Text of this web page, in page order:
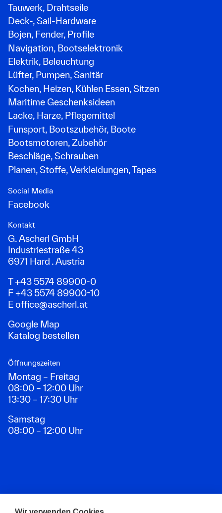
Tauwerk, Drahtseile
Deck-, Sail-Hardware
Bojen, Fender, Profile
Navigation, Bootselektronik
Elektrik, Beleuchtung
Lüfter, Pumpen, Sanitär
Kochen, Heizen, Kühlen Essen, Sitzen
Maritime Geschenksideen
Lacke, Harze, Pflegemittel
Funsport, Bootszubehör, Boote
Bootsmotoren, Zubehör
Beschläge, Schrauben
Planen, Stoffe, Verkleidungen, Tapes
Social Media
Facebook
Kontakt
G. Ascherl GmbH
Industriestraße 43
6971 Hard . Austria
T +43 5574 89900-0
F +43 5574 89900-10
Eoffice@ascherl.at
Google Map
Katalog bestellen
Öffnungszeiten
Montag – Freitag
08:00 – 12:00 Uhr
13:30 – 17:30 Uhr
Samstag
08:00 – 12:00 Uhr